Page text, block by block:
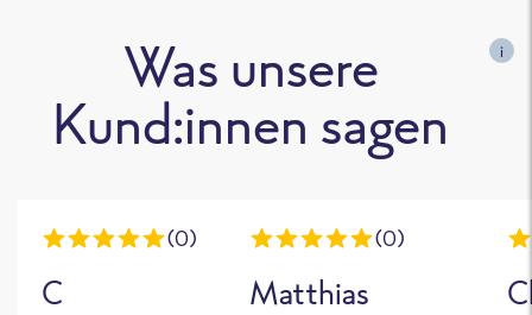
Was unsere
Kund:innen sagen
i
(0)
C
(0)
Matthias